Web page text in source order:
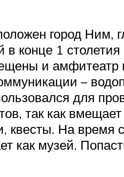
город Ним,
конце 1
и амфитеатр
–
для
так как
квесты. На время
как музей.